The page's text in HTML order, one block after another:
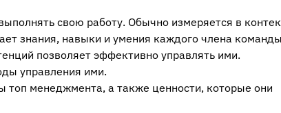
свою работу. Обычно измеряется в
знания, навыки и умения каждого члена
позволяет эффективно управлять ими.
управления ими.
топ менеджмента, а также ценности, которые они